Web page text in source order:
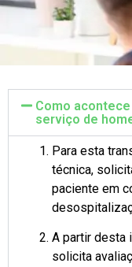
Como
serviço de
Para esta
técnica,
paciente em
A partir desta
solicita